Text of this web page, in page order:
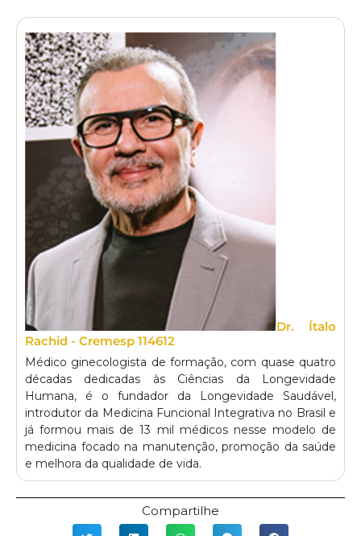
Dr. Ítalo
Rachid - Cremesp 114612
Médico ginecologista de formação, com quase quatro
décadas dedicadas às Ciências da Longevidade
Humana, é o fundador da Longevidade Saudável,
introdutor da Medicina Funcional Integrativa no Brasil e
já formou mais de 13 mil médicos nesse modelo de
medicina focado na manutenção, promoção da saúde
e melhora da qualidade de vida.
Compartilhe